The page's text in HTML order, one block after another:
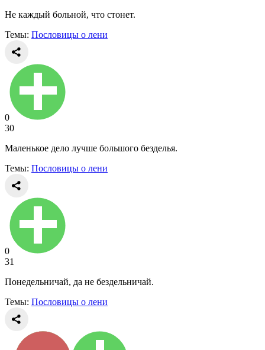
Не каждый больной, что стонет.
Темы: Пословицы о лени
0
30
Маленькое дело лучше большого безделья.
Темы: Пословицы о лени
0
31
Понедельничай, да не бездельничай.
Темы: Пословицы о лени